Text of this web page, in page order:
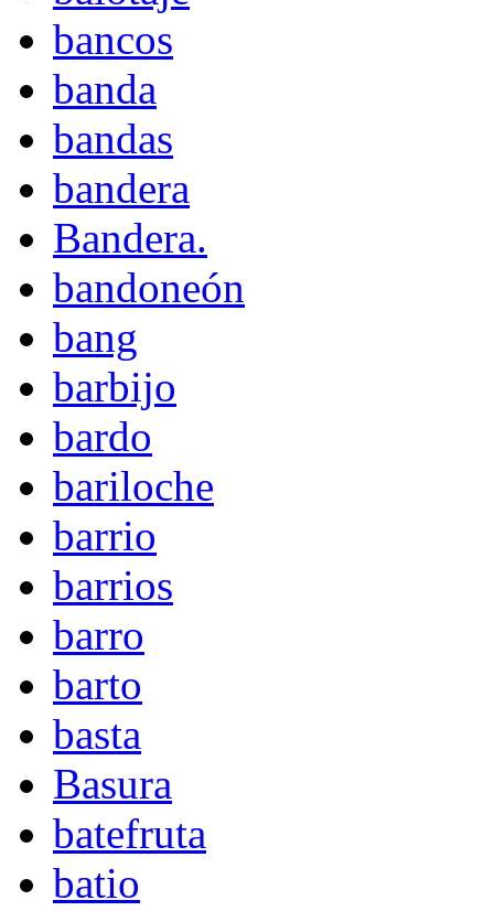
bancos
banda
bandas
bandera
Bandera.
bandoneón
bang
barbijo
bardo
bariloche
barrio
barrios
barro
barto
basta
Basura
batefruta
batio